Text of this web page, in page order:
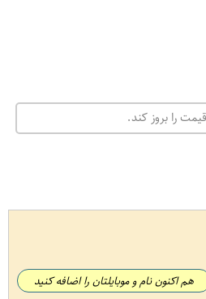
را بروز کند.
هم اکنون نام و موبایلتان را اضافه کنید